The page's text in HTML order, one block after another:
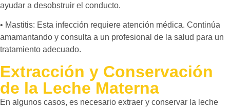
ayudar a desobstruir el conducto.
• Mastitis: Esta infección requiere atención médica. Continúa
amamantando y consulta a un profesional de la salud para un
tratamiento adecuado.
Extracción y Conservación
de la Leche Materna
En algunos casos, es necesario extraer y conservar la leche